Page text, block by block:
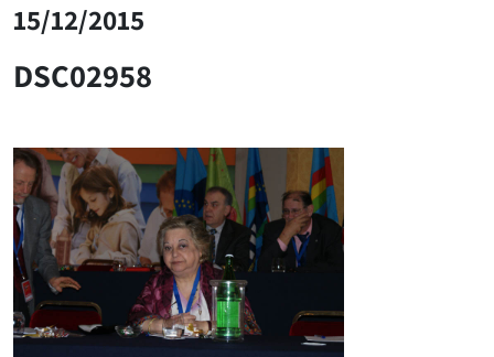
15/12/2015
DSC02958